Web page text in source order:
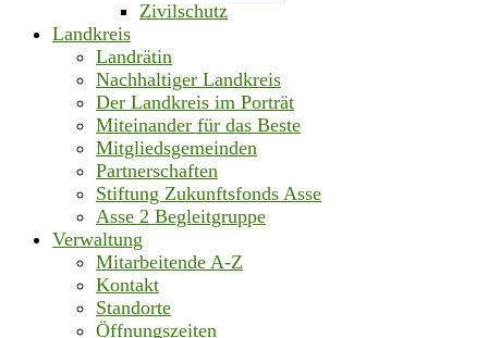
Zivilschutz
Landkreis
Landrätin
Nachhaltiger Landkreis
Der Landkreis im Porträt
Miteinander für das Beste
Mitgliedsgemeinden
Partnerschaften
Stiftung Zukunftsfonds Asse
Asse 2 Begleitgruppe
Verwaltung
Mitarbeitende A-Z
Kontakt
Standorte
Öffnungszeiten